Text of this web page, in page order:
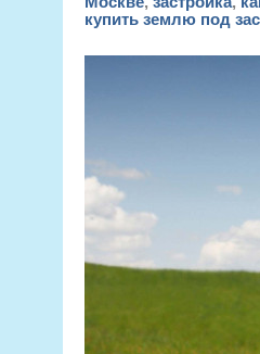
купить землю под